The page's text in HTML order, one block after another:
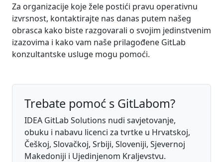
Za organizacije koje žele postići pravu operativnu
izvrsnost, kontaktirajte nas danas putem našeg
obrasca kako biste razgovarali o svojim jedinstvenim
izazovima i kako vam naše prilagođene GitLab
konzultantske usluge mogu pomoći.
Trebate pomoć s GitLabom?
IDEA GitLab Solutions nudi savjetovanje,
obuku i nabavu licenci za tvrtke u Hrvatskoj,
Češkoj, Slovačkoj, Srbiji, Sloveniji, Sjevernoj
Makedoniji i Ujedinjenom Kraljevstvu.